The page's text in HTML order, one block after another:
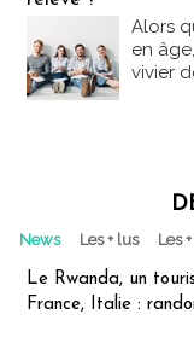
Alors
en
vivier
News Les + lus Les
Le Rwanda, un
France, Italie :